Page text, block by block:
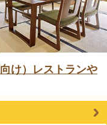
け）レストランや